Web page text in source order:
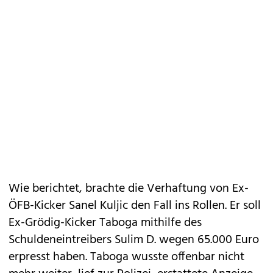
Wie berichtet, brachte die Verhaftung von Ex-
ÖFB-Kicker Sanel Kuljic den Fall ins Rollen. Er soll
Ex-Grödig-Kicker Taboga mithilfe des
Schuldeneintreibers Sulim D. wegen 65.000 Euro
erpresst haben. Taboga wusste offenbar nicht